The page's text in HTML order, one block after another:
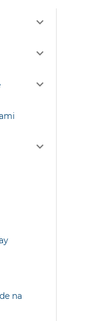
keyboard_arrow_down
keyboard_arrow_down
keyboard_arrow_down
keyboard_arrow_down
na